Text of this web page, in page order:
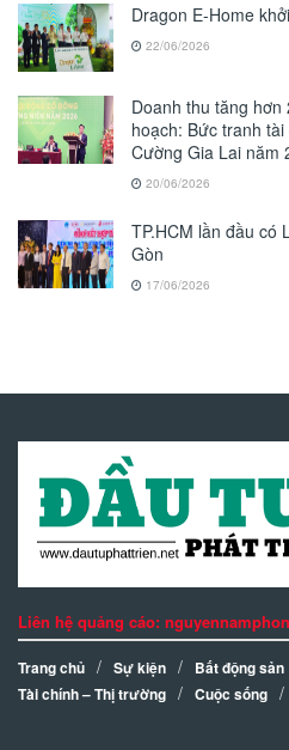
Dragon E-Home
22/06/2026
Doanh thu tăng
hoạch: Bức tranh
Cường Gia Lai năm
20/06/2026
TP.HCM lần đầu có
Gòn
17/06/2026
Liên hệ quảng cáo:
Trang chủ Sự kiện Bất động sản
Tài chính – Thị trường
Cuộc sống